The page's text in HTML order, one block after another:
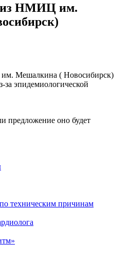
из НМИЦ им.
Мешалкина ( Новосибирск)
за эпидемиологической
предложение оно будет
техническим причинам